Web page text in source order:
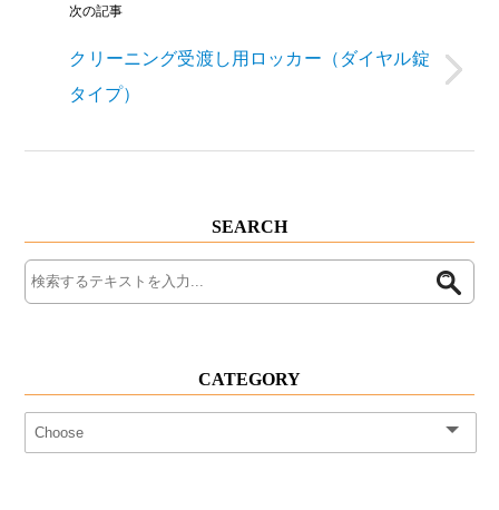
次の記事
クリーニング受渡し用ロッカー（ダイヤル錠
タイプ）
SEARCH
CATEGORY